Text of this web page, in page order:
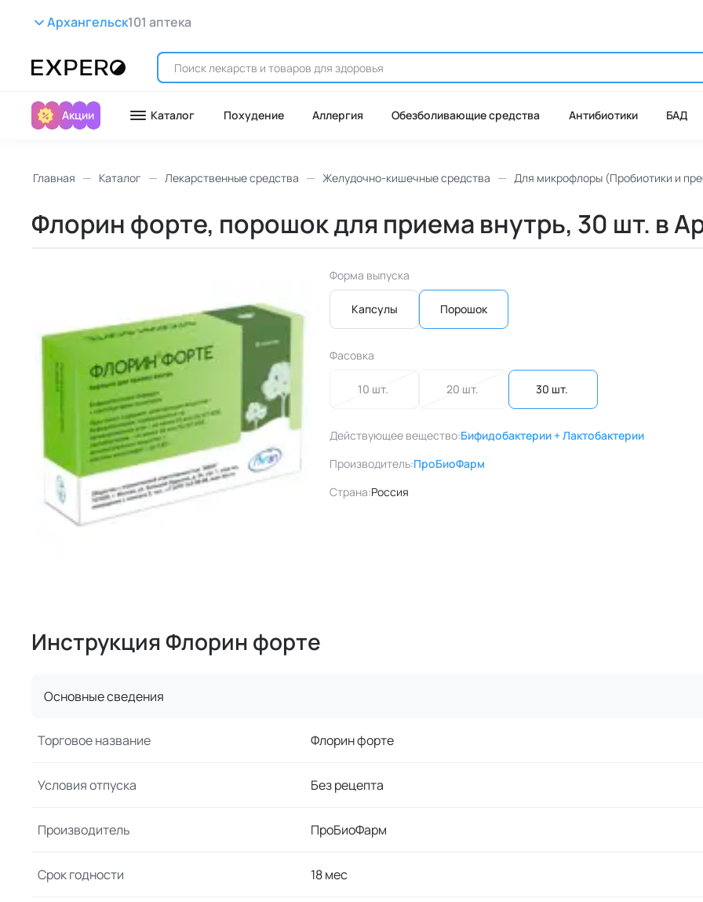
Архангельск101 аптека
Акции Каталог Похудение Аллергия Обезболивающие средства Антибиотики БАД
Главная Каталог Лекарственные средства Желудочно-кишечные средства Для микрофлоры (Пробиотики и
Флорин форте, порошок для приема внутрь, 30 шт. в
Форма выпуска
Капсулы Порошок
Фасовка
10 шт. 20 шт. 30 шт.
Действующее вещество:Бифидобактерии + Лактобактерии
Производитель:ПроБиоФарм
Страна:Россия
Инструкция Флорин форте
Основные сведения
Торговое название Флорин форте
Условия отпуска Без рецепта
Производитель ПроБиоФарм
Срок годности 18 мес